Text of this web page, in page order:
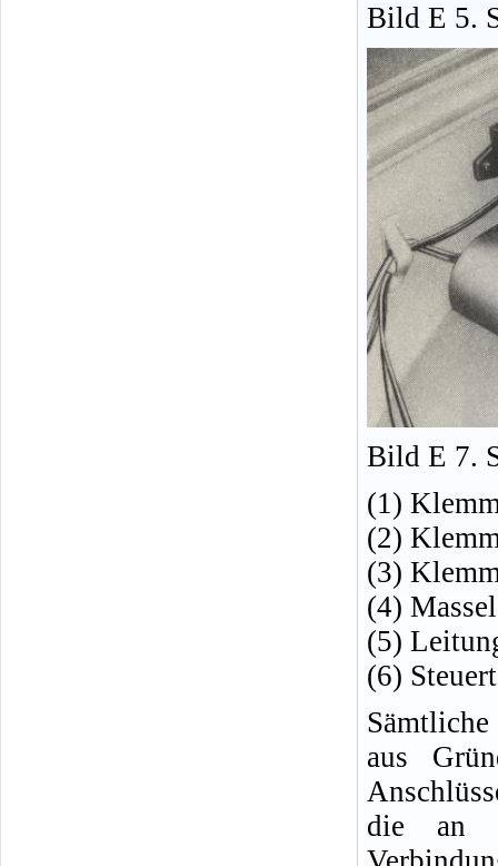
Bild E 5.
Bild E 7.
(1)
(2)
(3)
(4)
(5)
(6)
aus
die an